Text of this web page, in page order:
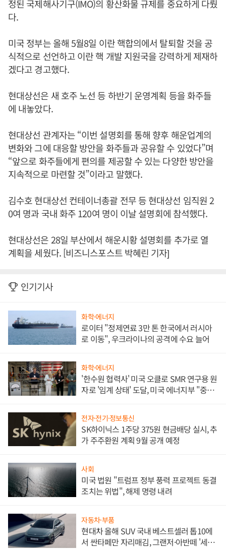
정된 국제해사기구(IMO)의 황산화물 규제를 중요하게 다뤘
다.
미국 정부는 올해 5월8일 이란 핵합의에서 탈퇴할 것을 공
식적으로 선언하고 이란 핵 개발 지원국을 강력하게 제재하
겠다고 경고했다.
현대상선은 새 호주 노선 등 하반기 운영계획 등을 화주들
에 내놓았다.
현대상선 관계자는 “이번 설명회를 통해 향후 해운업계의
변화와 그에 대응할 방안을 화주들과 공유할 수 있었다”며
“앞으로 화주들에게 편의를 제공할 수 있는 다양한 방안을
지속적으로 마련할 것”이라고 말했다.
김수호 현대상선 컨테이너총괄 전무 등 현대상선 임직원 2
0여 명과 국내 화주 120여 명이 이날 설명회에 참석했다.
현대상선은 28일 부산에서 해운시황 설명회를 추가로 열
계획을 세웠다. [비즈니스포스트 박혜린 기자]
인기기사
화학·에너지
로이터 "정제연료 3만 톤 한국에서 러시아
로 이동", 우크라이나의 공격에 수요 늘어
화학·에너지
'한수원 협력사' 미국 오클로 SMR 연구용 원
자로 '임계 상태' 도달, 미국 에너지부 "중요
전자·전기·정보통신
SK하이닉스 1주당 375원 현금배당 실시, 추
가 주주환원 계획 9월 공개 예정
사회
미국 법원 "트럼프 정부 풍력 프로젝트 동결
조치는 위법", 해제 명령 내려
자동차·부품
현대차 올해 SUV 국내 베스트셀러 톱10에
서 싼타페만 자리매김, 그랜저·아반떼 '세단